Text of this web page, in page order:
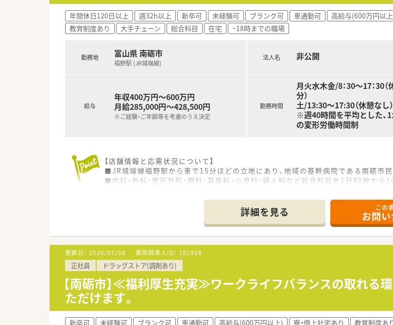
年間休日120日以上 週32h以上 新卒可 未経験可 ブランク可 車通勤可 高給与(600万円以
教育制度あり
大手チェーン 総合科目 在宅 ~18時までの職場
勤務地 富山県 南砺市
福野駅 (JR城端線)
給与
年収400万円～600万円
月給285,000円～428,500円
※ご経験・ご年齢等を考慮のうえ決定
法人名 非公開
勤務時間
月火水木金/8：30～17：30（
分）
土/13:30～17:30（休憩なし）
※週40時間を平均とした、
の変形労働時間制
【店舗情報と応需状況について】
■JR城端線福野駅から車で15分ほどの立地にあり、地域の基幹病院である南砺市
■内科・外科・整形外科・眼科・耳鼻科・小児科・婦人科など総合科目を1日80枚か
■薬剤師は常時3名から4名の複数名体制で、17時30分までの開局時間なので、安
【募集背景と求める人物像について】
■欠員補充を目的とした募集ですが、かかりつけ薬剤師や健康サポートへの意識が
■年齢は20代から50代半ばまで相談可能で、40代までは未経験者も随時相談でき
■地域に密着し、患者さま一人ひとりと向き合った質の高い服薬指導を実践したい
【法人特徴について】
■東証プライム上場企業として全国に350店舗以上を展開し、大学病院門前やドラ
大手法人の求人です。
■業界で初めてM&Aをスタートした実績を持ち、今後も新規出店やM&Aを継続的
■地域密着型経営に注力しており、約25年前より在宅医療に取り組んできた経験
詳細を見る この
お問
更新日： 2026/07/08 薬剤師求人ID： 181928
正社員 ドラッグストア(調剤あり)
【南砺市】≪福利厚生充実≫ワークライフバランスの取れる
ただけます。
新卒可 未経験可 ブランク可 車通勤可 高給与(600万円以上) 寮・借上社宅あり 教育制度あ